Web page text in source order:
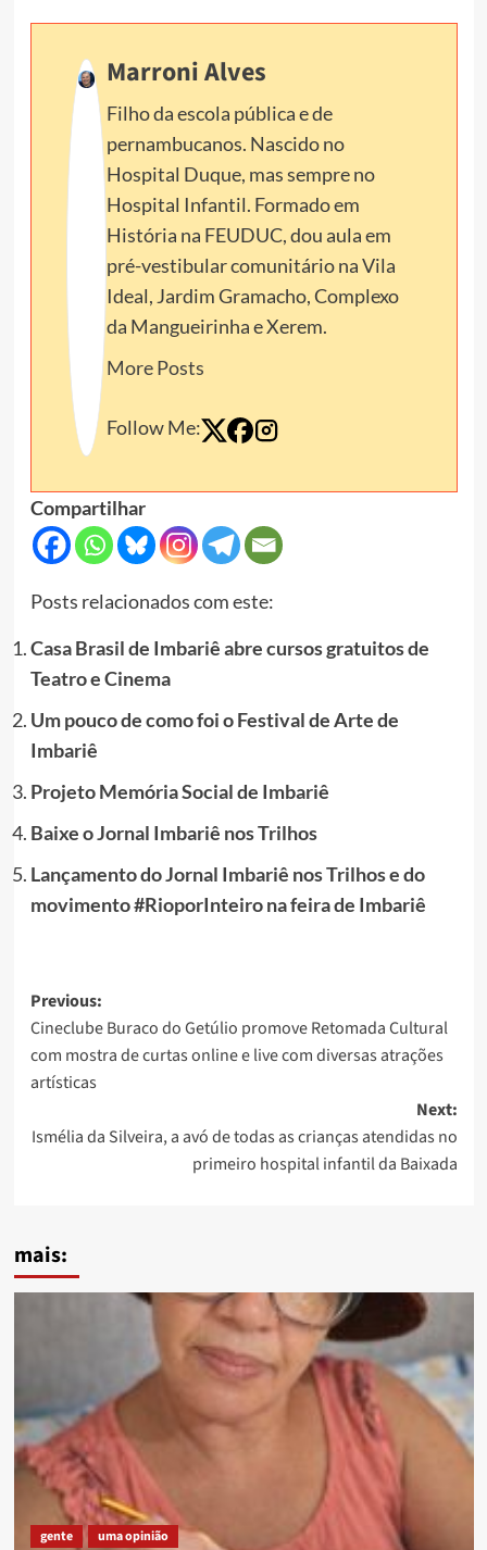
Marroni Alves
Filho da escola pública e de
pernambucanos. Nascido no
Hospital Duque, mas sempre no
Hospital Infantil. Formado em
História na FEUDUC, dou aula em
pré-vestibular comunitário na Vila
Ideal, Jardim Gramacho, Complexo
da Mangueirinha e Xerem.
More Posts
Follow Me:
Compartilhar
Posts relacionados com este:
Casa Brasil de Imbariê abre cursos gratuitos de
Teatro e Cinema
Um pouco de como foi o Festival de Arte de
Imbariê
Projeto Memória Social de Imbariê
Baixe o Jornal Imbariê nos Trilhos
Lançamento do Jornal Imbariê nos Trilhos e do
movimento #RioporInteiro na feira de Imbariê
Post
navigation
Previous:
Cineclube Buraco do Getúlio promove Retomada Cultural
com mostra de curtas online e live com diversas atrações
artísticas
Next:
Ismélia da Silveira, a avó de todas as crianças atendidas no
primeiro hospital infantil da Baixada
mais:
gente uma opinião